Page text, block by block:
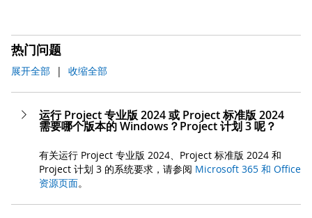
热门问题
展开全部 | 收缩全部
运行 Project 专业版 2024 或 Project 标准版 2024
需要哪个版本的 Windows？Project 计划 3 呢？
有关运行 Project 专业版 2024、Project 标准版 2024 和
Project 计划 3 的系统要求，请参阅 Microsoft 365 和 Office
资源页面。